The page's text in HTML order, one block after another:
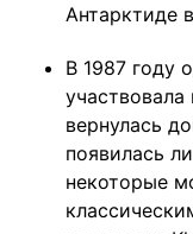
Антарктиде
В 1987 году
вернулась
появилась
некоторые